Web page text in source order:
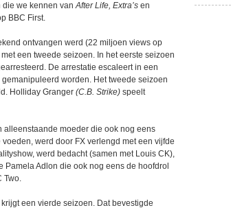
die we kennen vanAfter Life, Extra’s en
BBC First.
ontvangen werd (22 miljoen views op
een tweede seizoen. In het eerste seizoen
De arrestatie escaleert in een
worden. Het tweede seizoen
Holliday Granger (C.B. Strike) speelt
alleenstaande moeder die ook nog eens
werd door FX verlengd met een vijfde
werd bedacht (samen met Louis CK),
Adlon die ook nog eens de hoofdrol
Two.
krijgt een vierde seizoen. Dat bevestigde